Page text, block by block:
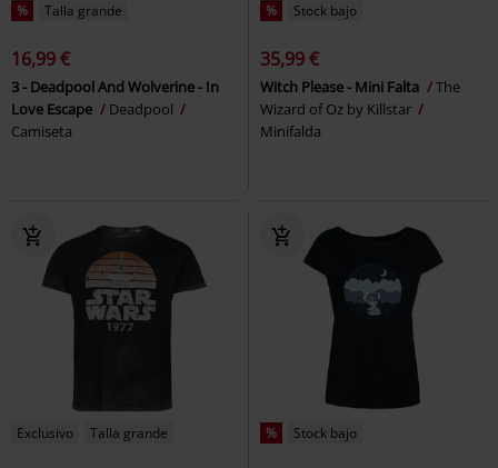
% Talla grande
16,99 €
3 - Deadpool And Wolverine - In
Love Escape
Deadpool
Camiseta
% Stock bajo
35,99 €
Witch Please - Mini Falta
The
Wizard of Oz by Killstar
Minifalda
Exclusivo Talla grande % Stock bajo